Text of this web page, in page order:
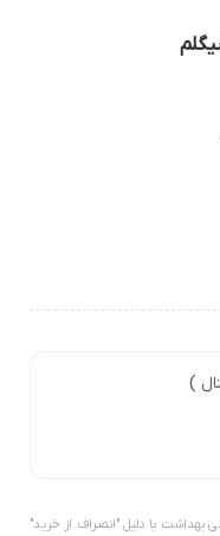
)
بهداشت با دلیل "انصراف از خرید"